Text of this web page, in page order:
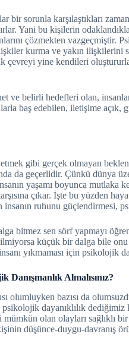
bir sorunla karşılaştıkları
Yani bu kişilerin
çözmekten vazgeçmiştir.
kurma ve yakın ilişkilerini
çevreyi yine kendileri
ve belirli hedefleri olan,
baş edebilen, iletişime
gibi gerçek olmayan
da geçerlidir. Çünkü dünya
yaşamı boyunca mutlaka
çıkar. İşte bu yüzden
ruhunu güçlendirmesi,
bitmez sen sörf yapmayı
küçük bir dalga bile
yıkmaması için psikolojik
Almalısınız?
olumluyken bazısı da
dayanıklılık
mümkün olan olayları sağlıklı
düşünce-duygu-davranış